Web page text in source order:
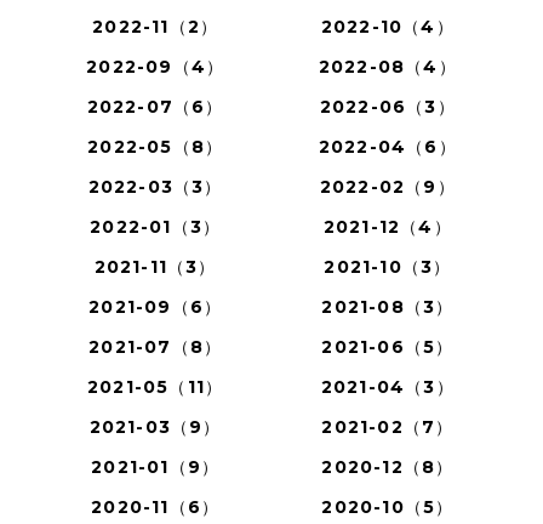
2022-11（2）
2022-10（4）
2022-09（4）
2022-08（4）
2022-07（6）
2022-06（3）
2022-05（8）
2022-04（6）
2022-03（3）
2022-02（9）
2022-01（3）
2021-12（4）
2021-11（3）
2021-10（3）
2021-09（6）
2021-08（3）
2021-07（8）
2021-06（5）
2021-05（11）
2021-04（3）
2021-03（9）
2021-02（7）
2021-01（9）
2020-12（8）
2020-11（6）
2020-10（5）